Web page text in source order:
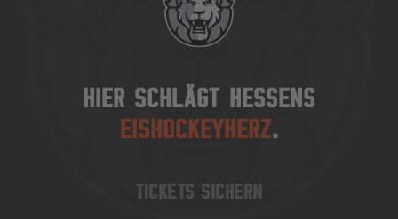
HIER SCHLÄGT HESSENS
EISHOCKEYHERZ.
TICKETS SICHERN